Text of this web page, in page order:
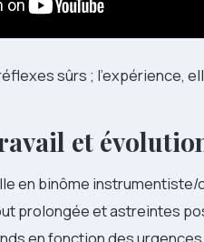
sûrs ; l’expérience,
et
en binôme
prolongée et astreintes
en fonction des